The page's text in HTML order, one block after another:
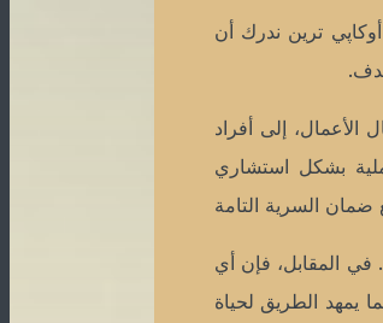
ترين ندرك أن
إلى أفراد
بشكل استشاري
في المقابل، فإن أي
يمهد الطريق لحياة